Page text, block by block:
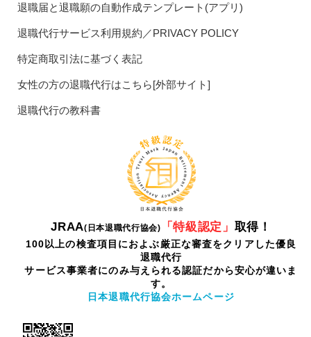
退職届と退職願の自動作成テンプレート(アプリ)
退職代行サービス利用規約／PRIVACY POLICY
特定商取引法に基づく表記
女性の方の退職代行はこちら[外部サイト]
退職代行の教科書
JRAA(日本退職代行協会) 「特級認定」 取得！
100以上の検査項目におよぶ厳正な審査をクリアした優良
退職代行
サービス事業者にのみ与えられる認証だから安心が違いま
す。
日本退職代行協会ホームページ